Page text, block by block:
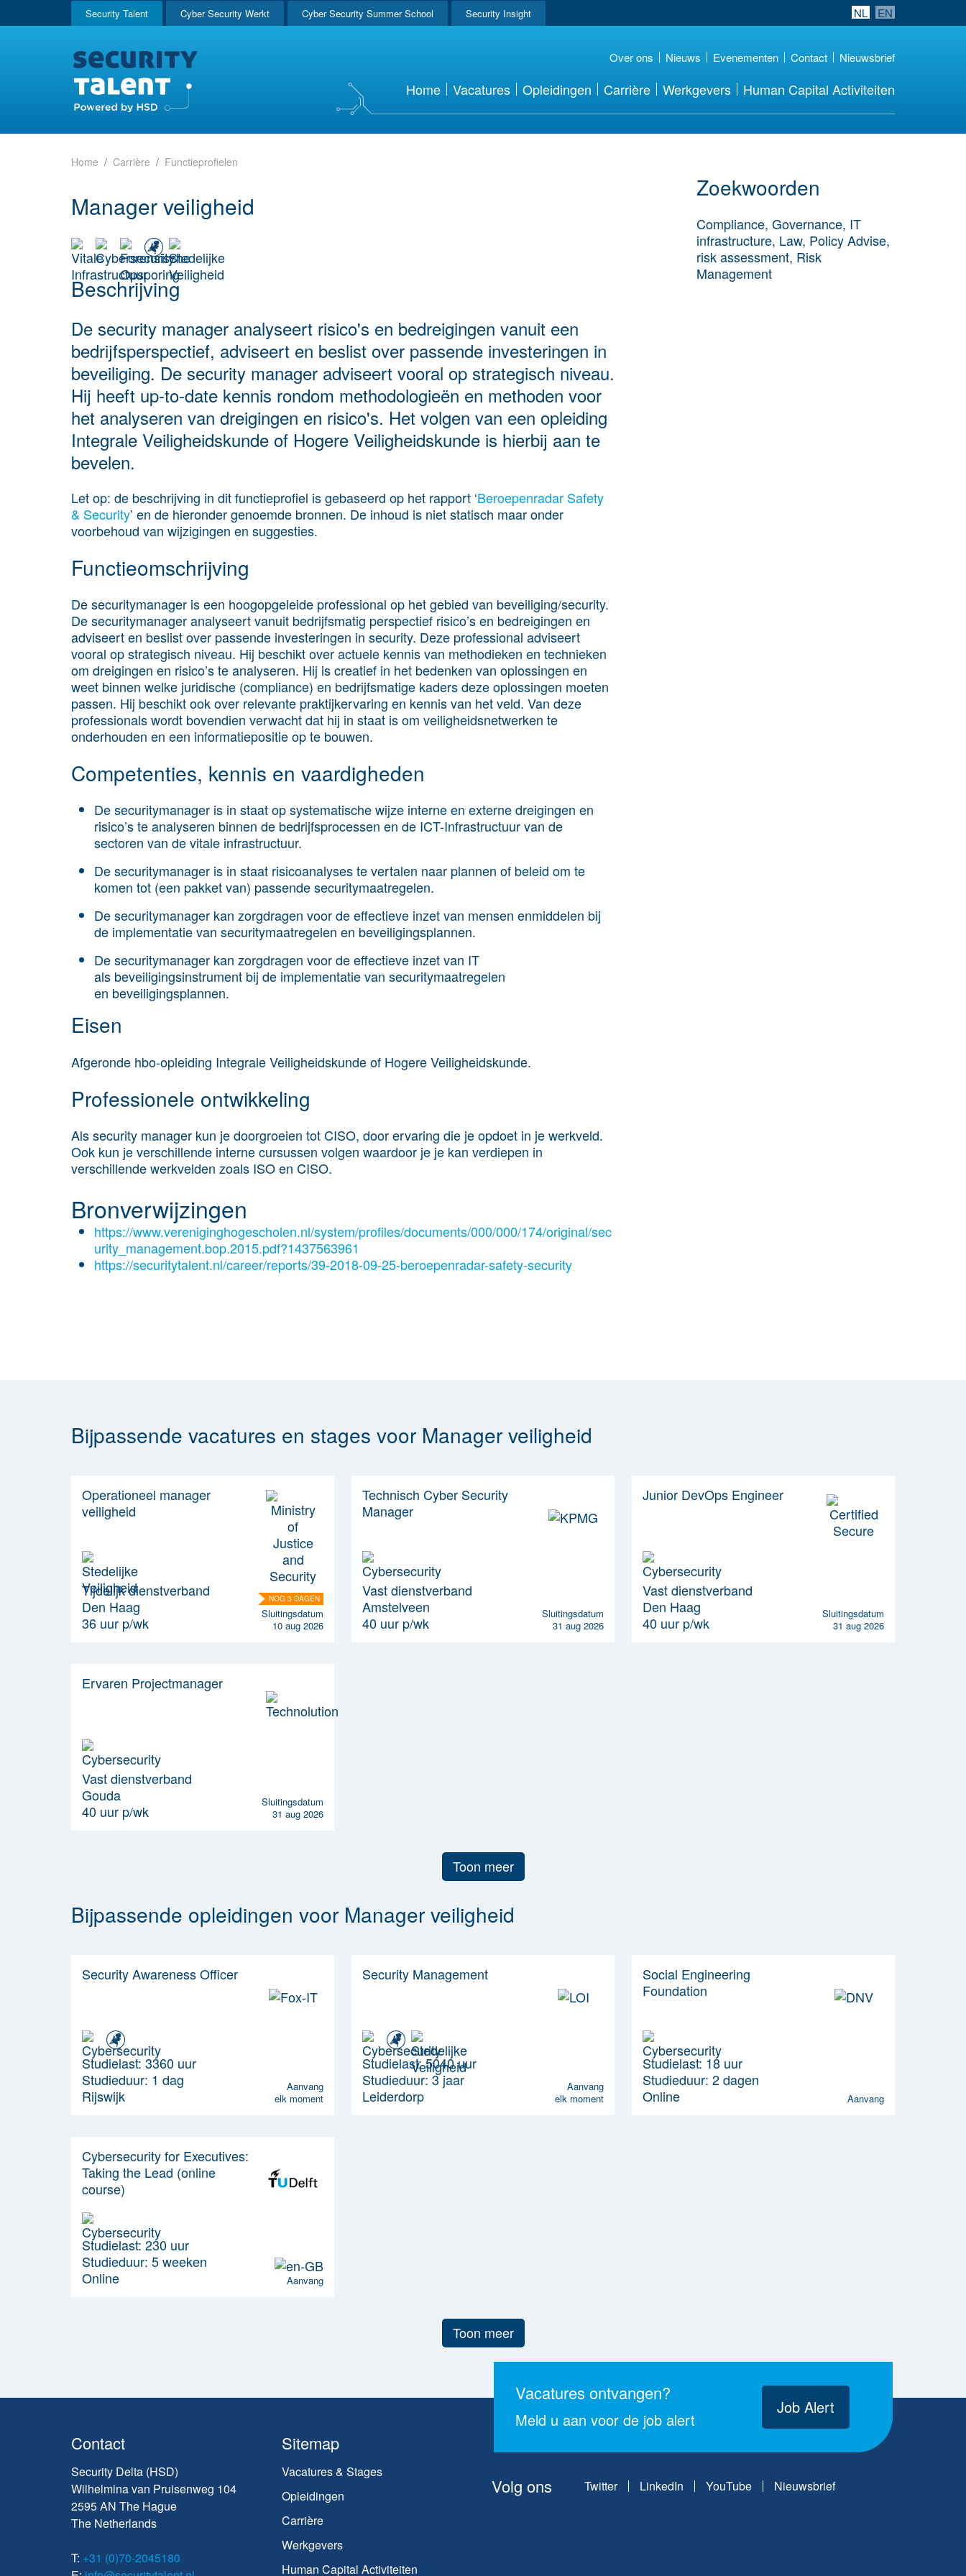
Security Talent Cyber Security Werkt Cyber Security Summer School Security Insight NL EN
Over ons Nieuws Evenementen Contact Nieuwsbrief
Home Vacatures Opleidingen Carrière Werkgevers Human Capital Activiteiten
Home Carrière Functieprofielen
Manager veiligheid
Beschrijving
De security manager analyseert risico's en bedreigingen vanuit een
bedrijfsperspectief, adviseert en beslist over passende investeringen in
beveiliging. De security manager adviseert vooral op strategisch niveau.
Hij heeft up-to-date kennis rondom methodologieën en methoden voor
het analyseren van dreigingen en risico's. Het volgen van een opleiding
Integrale Veiligheidskunde of Hogere Veiligheidskunde is hierbij aan te
bevelen.
Let op: de beschrijving in dit functieprofiel is gebaseerd op het rapport ‘Beroepenradar Safety
& Security’ en de hieronder genoemde bronnen. De inhoud is niet statisch maar onder
voorbehoud van wijzigingen en suggesties.
Functieomschrijving
De securitymanager is een hoogopgeleide professional op het gebied van beveiliging/security.
De securitymanager analyseert vanuit bedrijfsmatig perspectief risico’s en bedreigingen en
adviseert en beslist over passende investeringen in security. Deze professional adviseert
vooral op strategisch niveau. Hij beschikt over actuele kennis van methodieken en technieken
om dreigingen en risico’s te analyseren. Hij is creatief in het bedenken van oplossingen en
weet binnen welke juridische (compliance) en bedrijfsmatige kaders deze oplossingen moeten
passen. Hij beschikt ook over relevante praktijkervaring en kennis van het veld. Van deze
professionals wordt bovendien verwacht dat hij in staat is om veiligheidsnetwerken te
onderhouden en een informatiepositie op te bouwen.
Competenties, kennis en vaardigheden
De securitymanager is in staat op systematische wijze interne en externe dreigingen en
risico’s te analyseren binnen de bedrijfsprocessen en de ICT-Infrastructuur van de
sectoren van de vitale infrastructuur.
De securitymanager is in staat risicoanalyses te vertalen naar plannen of beleid om te
komen tot (een pakket van) passende securitymaatregelen.
De securitymanager kan zorgdragen voor de effectieve inzet van mensen enmiddelen bij
de implementatie van securitymaatregelen en beveiligingsplannen.
De securitymanager kan zorgdragen voor de effectieve inzet van IT
als beveiligingsinstrument bij de implementatie van securitymaatregelen
en beveiligingsplannen.
Eisen
Afgeronde hbo-opleiding Integrale Veiligheidskunde of Hogere Veiligheidskunde.
Professionele ontwikkeling
Als security manager kun je doorgroeien tot CISO, door ervaring die je opdoet in je werkveld.
Ook kun je verschillende interne cursussen volgen waardoor je je kan verdiepen in
verschillende werkvelden zoals ISO en CISO.
Bronverwijzingen
https://www.vereniginghogescholen.nl/system/profiles/documents/000/000/174/original/sec
urity_management.bop.2015.pdf?1437563961
https://securitytalent.nl/career/reports/39-2018-09-25-beroepenradar-safety-security
Zoekwoorden
Compliance, Governance, IT
infrastructure, Law, Policy Advise,
risk assessment, Risk
Management
Bijpassende vacatures en stages voor Manager veiligheid
Operationeel manager
veiligheid
Tijdelijk dienstverband
Den Haag
36 uur p/wk
NOG 3 DAGEN
Sluitingsdatum
10 aug 2026
Technisch Cyber Security
Manager
Vast dienstverband
Amstelveen
40 uur p/wk
Sluitingsdatum
31 aug 2026
Junior DevOps Engineer
Vast dienstverband
Den Haag
40 uur p/wk
Sluitingsdatum
31 aug 2026
Ervaren Projectmanager
Vast dienstverband
Gouda
40 uur p/wk
Sluitingsdatum
31 aug 2026
Toon meer
Bijpassende opleidingen voor Manager veiligheid
Security Awareness Officer
Studielast: 3360 uur
Studieduur: 1 dag
Rijswijk
Aanvang
elk moment
Security Management
Studielast: 5040 uur
Studieduur: 3 jaar
Leiderdorp
Aanvang
elk moment
Social Engineering
Foundation
Studielast: 18 uur
Studieduur: 2 dagen
Online
Aanvang
Cybersecurity for Executives:
Taking the Lead (online
course)
Studielast: 230 uur
Studieduur: 5 weeken
Online
Aanvang
Toon meer
Vacatures ontvangen?
Meld u aan voor de job alert
Job Alert
Contact
Security Delta (HSD)
Wilhelmina van Pruisenweg 104
2595 AN The Hague
The Netherlands
T: +31 (0)70-2045180
Sitemap
Vacatures & Stages
Opleidingen
Carrière
Werkgevers
Human Capital Activiteiten
Volg ons Twitter LinkedIn YouTube Nieuwsbrief